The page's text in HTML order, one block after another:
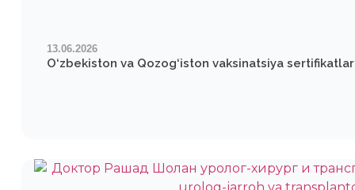
13.06.2026
O‘zbekiston va Qozog‘iston vaksinatsiya